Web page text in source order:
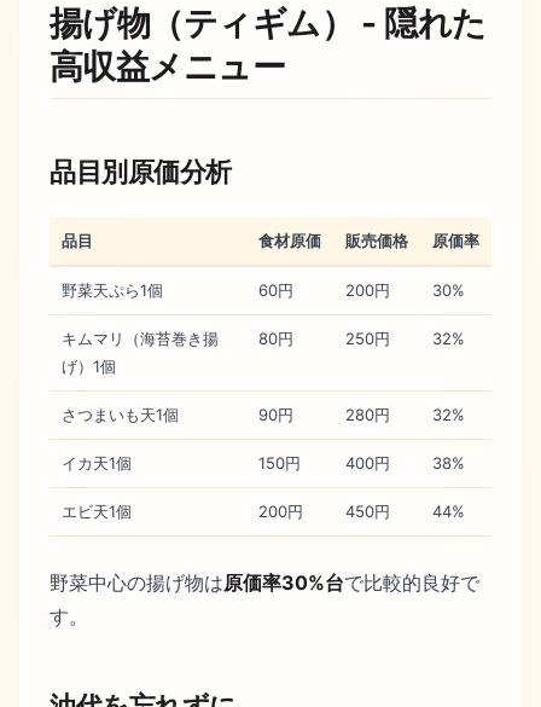
揚げ物（ティギム） - 隠れた
高収益メニュー
品目別原価分析
品目 食材原価 販売価格 原価率
野菜天ぷら1個 60円 200円 30%
キムマリ（海苔巻き揚
げ）1個
80円 250円 32%
さつまいも天1個 90円 280円 32%
イカ天1個 150円 400円 38%
エビ天1個 200円 450円 44%
野菜中心の揚げ物は原価率30%台で比較的良好で
す。